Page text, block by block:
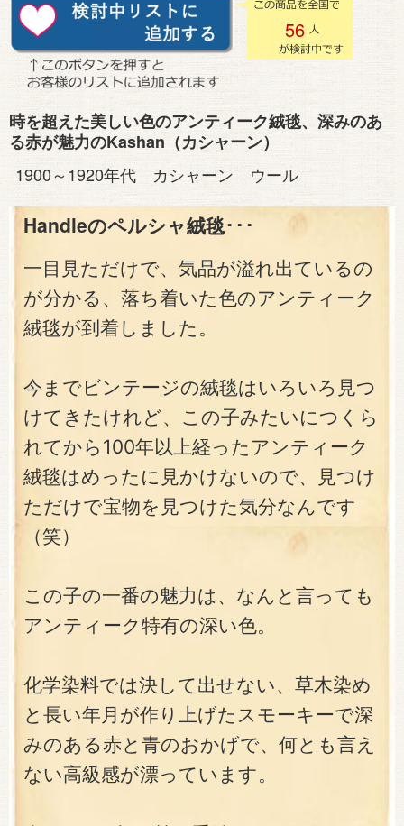
56
時を超えた美しい色のアンティーク絨毯、深みのあ
る赤が魅力のKashan（カシャーン）
1900～1920年代 カシャーン ウール
Handleのペルシャ絨毯･･･
一目見ただけで、気品が溢れ出ているの
が分かる、落ち着いた色のアンティーク
絨毯が到着しました。
今までビンテージの絨毯はいろいろ見つ
けてきたけれど、この子みたいにつくら
れてから100年以上経ったアンティーク
絨毯はめったに見かけないので、見つけ
ただけで宝物を見つけた気分なんです
（笑）
この子の一番の魅力は、なんと言っても
アンティーク特有の深い色。
化学染料では決して出せない、草木染め
と長い年月が作り上げたスモーキーで深
みのある赤と青のおかげで、何とも言え
ない高級感が漂っています。